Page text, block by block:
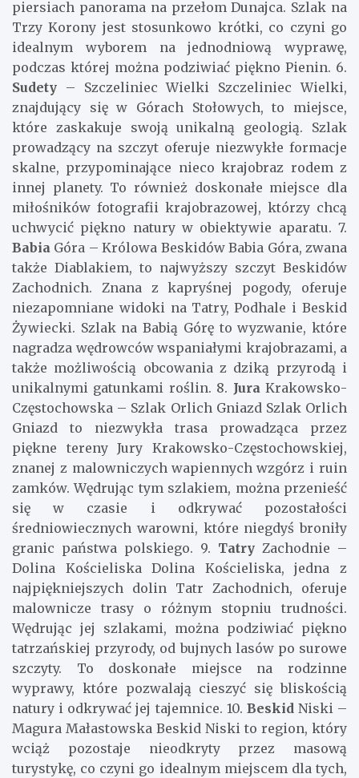
piersiach panorama na przełom Dunajca. Szlak na
Trzy Korony jest stosunkowo krótki, co czyni go
idealnym wyborem na jednodniową wyprawę,
podczas której można podziwiać piękno Pienin. 6.
Sudety – Szczeliniec Wielki Szczeliniec Wielki,
znajdujący się w Górach Stołowych, to miejsce,
które zaskakuje swoją unikalną geologią. Szlak
prowadzący na szczyt oferuje niezwykłe formacje
skalne, przypominające nieco krajobraz rodem z
innej planety. To również doskonałe miejsce dla
miłośników fotografii krajobrazowej, którzy chcą
uchwycić piękno natury w obiektywie aparatu. 7.
Babia Góra – Królowa Beskidów Babia Góra, zwana
także Diablakiem, to najwyższy szczyt Beskidów
Zachodnich. Znana z kapryśnej pogody, oferuje
niezapomniane widoki na Tatry, Podhale i Beskid
Żywiecki. Szlak na Babią Górę to wyzwanie, które
nagradza wędrowców wspaniałymi krajobrazami, a
także możliwością obcowania z dziką przyrodą i
unikalnymi gatunkami roślin. 8. JuraKrakowsko-
Częstochowska – Szlak Orlich Gniazd Szlak Orlich
Gniazd to niezwykła trasa prowadząca przez
piękne tereny Jury Krakowsko-Częstochowskiej,
znanej z malowniczych wapiennych wzgórz i ruin
zamków. Wędrując tym szlakiem, można przenieść
się w czasie i odkrywać pozostałości
średniowiecznych warowni, które niegdyś broniły
granic państwa polskiego. 9. Tatry Zachodnie –
Dolina Kościeliska Dolina Kościeliska, jedna z
najpiękniejszych dolin Tatr Zachodnich, oferuje
malownicze trasy o różnym stopniu trudności.
Wędrując jej szlakami, można podziwiać piękno
tatrzańskiej przyrody, od bujnych lasów po surowe
szczyty. To doskonałe miejsce na rodzinne
wyprawy, które pozwalają cieszyć się bliskością
natury i odkrywać jej tajemnice. 10. BeskidNiski –
Magura Małastowska Beskid Niski to region, który
wciąż pozostaje nieodkryty przez masową
turystykę, co czyni go idealnym miejscem dla tych,